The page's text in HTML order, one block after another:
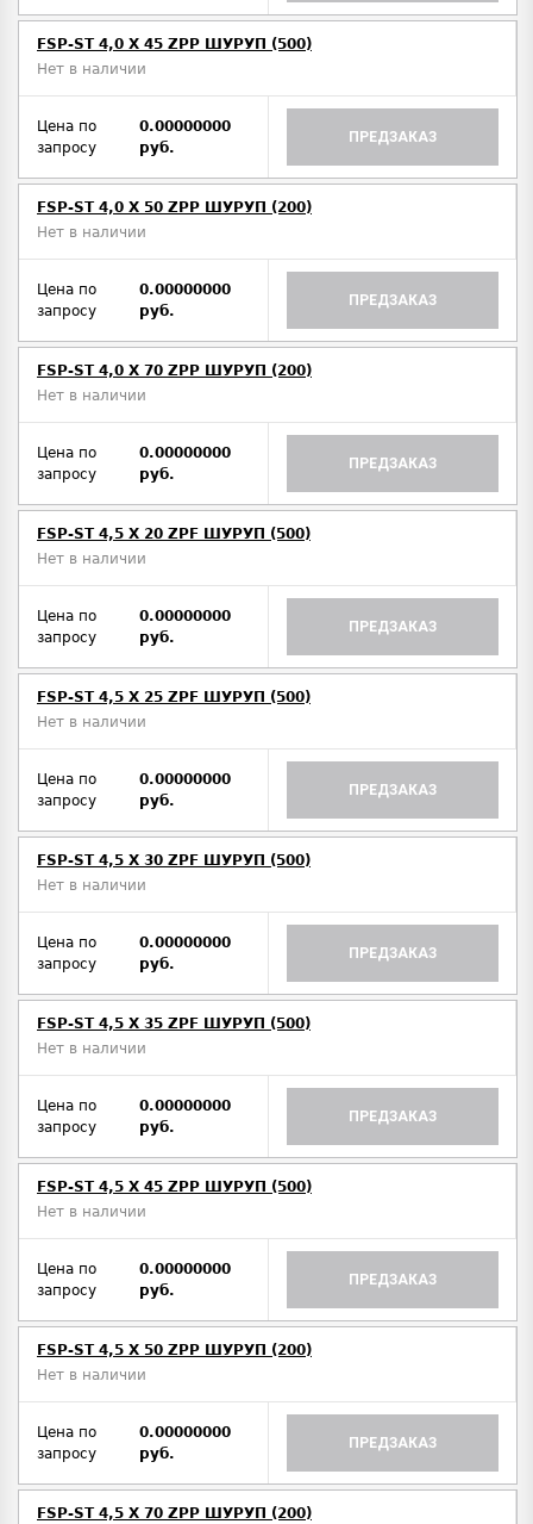
FSP-ST 4,0 X 45 ZPP ШУРУП (500)
Нет в наличии
Цена по
запросу
0.00000000
руб.
ПРЕДЗАКАЗ
FSP-ST 4,0 X 50 ZPP ШУРУП (200)
Нет в наличии
Цена по
запросу
0.00000000
руб.
ПРЕДЗАКАЗ
FSP-ST 4,0 X 70 ZPP ШУРУП (200)
Нет в наличии
Цена по
запросу
0.00000000
руб.
ПРЕДЗАКАЗ
FSP-ST 4,5 X 20 ZPF ШУРУП (500)
Нет в наличии
Цена по
запросу
0.00000000
руб.
ПРЕДЗАКАЗ
FSP-ST 4,5 X 25 ZPF ШУРУП (500)
Нет в наличии
Цена по
запросу
0.00000000
руб.
ПРЕДЗАКАЗ
FSP-ST 4,5 X 30 ZPF ШУРУП (500)
Нет в наличии
Цена по
запросу
0.00000000
руб.
ПРЕДЗАКАЗ
FSP-ST 4,5 X 35 ZPF ШУРУП (500)
Нет в наличии
Цена по
запросу
0.00000000
руб.
ПРЕДЗАКАЗ
FSP-ST 4,5 X 45 ZPP ШУРУП (500)
Нет в наличии
Цена по
запросу
0.00000000
руб.
ПРЕДЗАКАЗ
FSP-ST 4,5 X 50 ZPP ШУРУП (200)
Нет в наличии
Цена по
запросу
0.00000000
руб.
ПРЕДЗАКАЗ
FSP-ST 4,5 X 70 ZPP ШУРУП (200)